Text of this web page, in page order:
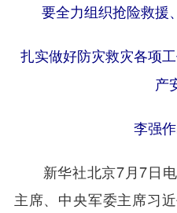
要全力组织抢险救援
扎实做好防灾救灾各项
产
李强
新华社北京7月7日
主席、中央军委主席习